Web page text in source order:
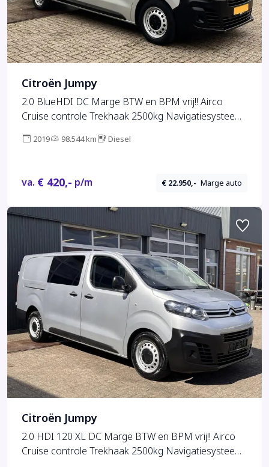
Citroën Jumpy
2.0 BlueHDI DC Marge BTW en BPM vrij!! Airco
Cruise controle Trekhaak 2500kg Navigatiesysteem
eigenaar Euro 6 Bpm en Btw vrij voor particulier
2019 98.544 km Diesel
va. € 420,- p/m € 22.950,- Marge auto
Citroën Jumpy
2.0 HDI 120 XL DC Marge BTW en BPM vrij!! Airco
Cruise controle Trekhaak 2500kg Navigatiesysteem